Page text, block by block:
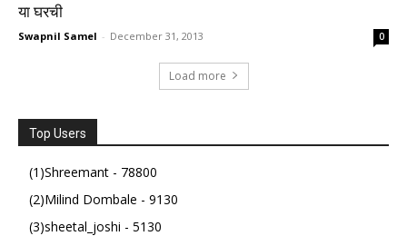
या घरची
Swapnil Samel - December 31, 2013 0
Load more
Top Users
(1)Shreemant - 78800
(2)Milind Dombale - 9130
(3)sheetal_joshi - 5130